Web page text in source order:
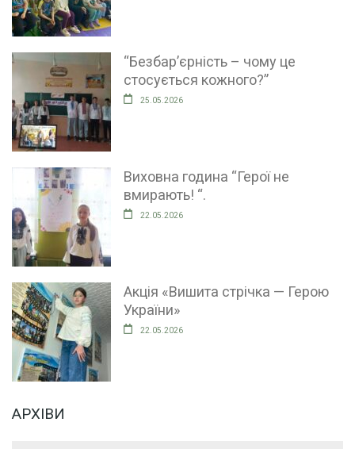
“Безбар’єрність – чому це
стосується кожного?”
25.05.2026
Виховна година “Герої не
вмирають! “.
22.05.2026
Акція «Вишита стрічка — Герою
України»
22.05.2026
АРХІВИ